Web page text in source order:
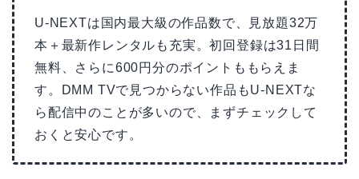
U-NEXTは国内最大級の作品数で、見放題32万
本＋最新作レンタルも充実。初回登録は31日間
無料、さらに600円分のポイントももらえま
す。DMM TVで見つからない作品もU-NEXTな
ら配信中のことが多いので、まずチェックして
おくと安心です。